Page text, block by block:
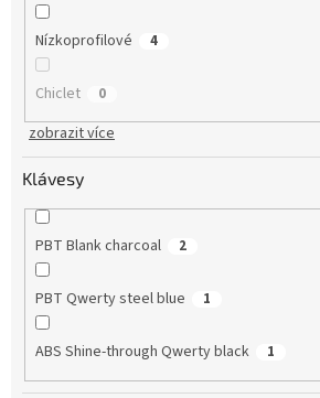
Nízkoprofilové 4
Chiclet 0
zobrazit více
Klávesy
PBT Blank charcoal 2
PBT Qwerty steel blue 1
ABS Shine-through Qwerty black 1